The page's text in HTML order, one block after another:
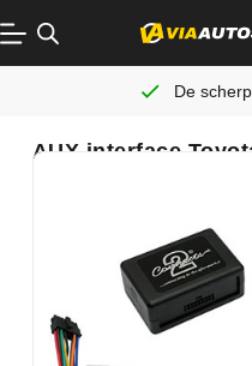
De
AUX interface